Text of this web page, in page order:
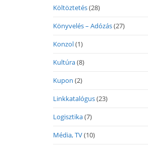
Költöztetés(28)
Könyvelés – Adózás(27)
Konzol(1)
Kultúra(8)
Kupon (2)
Linkkatalógus(23)
Logisztika(7)
Média, TV(10)